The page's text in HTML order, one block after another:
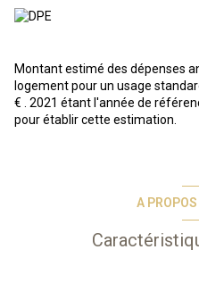
climatisés et entièrement
séjour/coin cuisine. Un parking
bien.
avantageuse grâce au statut
*Photos
Les informations sur les
disponibles sur le site
Montant estimé des dépenses
logement pour un usage
€ . 2021 étant l'année de
pour établir cette estimation.
A PROPOS